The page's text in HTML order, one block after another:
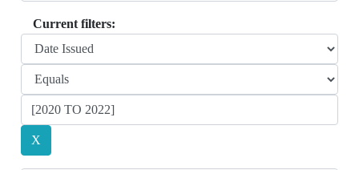
Current filters: